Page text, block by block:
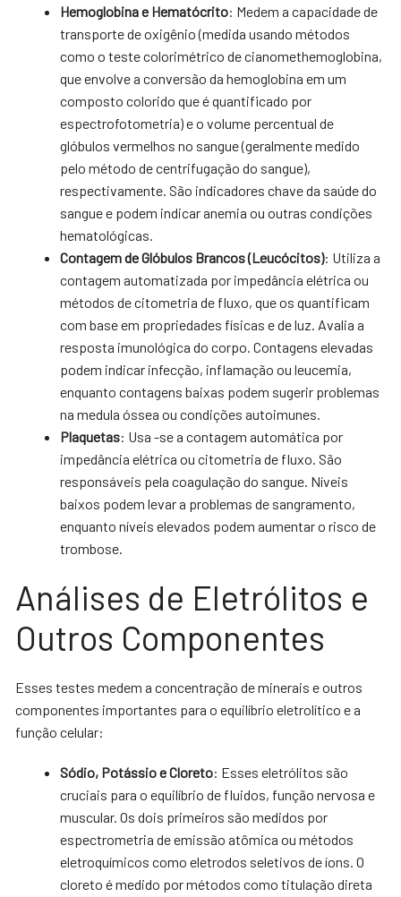
Hemoglobina e Hematócrito: Medem a capacidade de
transporte de oxigênio (medida usando métodos
como o teste colorimétrico de cianomethemoglobina,
que envolve a conversão da hemoglobina em um
composto colorido que é quantificado por
espectrofotometria) e o volume percentual de
glóbulos vermelhos no sangue (geralmente medido
pelo método de centrifugação do sangue),
respectivamente. São indicadores chave da saúde do
sangue e podem indicar anemia ou outras condições
hematológicas.
Contagem de Glóbulos Brancos (Leucócitos): Utiliza a
contagem automatizada por impedância elétrica ou
métodos de citometria de fluxo, que os quantificam
com base em propriedades físicas e de luz. Avalia a
resposta imunológica do corpo. Contagens elevadas
podem indicar infecção, inflamação ou leucemia,
enquanto contagens baixas podem sugerir problemas
na medula óssea ou condições autoimunes.
Plaquetas: Usa -se a contagem automática por
impedância elétrica ou citometria de fluxo. São
responsáveis pela coagulação do sangue. Níveis
baixos podem levar a problemas de sangramento,
enquanto níveis elevados podem aumentar o risco de
trombose.
Análises de Eletrólitos e
Outros Componentes
Esses testes medem a concentração de minerais e outros
componentes importantes para o equilíbrio eletrolítico e a
função celular:
Sódio, Potássio e Cloreto: Esses eletrólitos são
cruciais para o equilíbrio de fluidos, função nervosa e
muscular. Os dois primeiros são medidos por
espectrometria de emissão atômica ou métodos
eletroquímicos como eletrodos seletivos de íons. O
cloreto é medido por métodos como titulação direta